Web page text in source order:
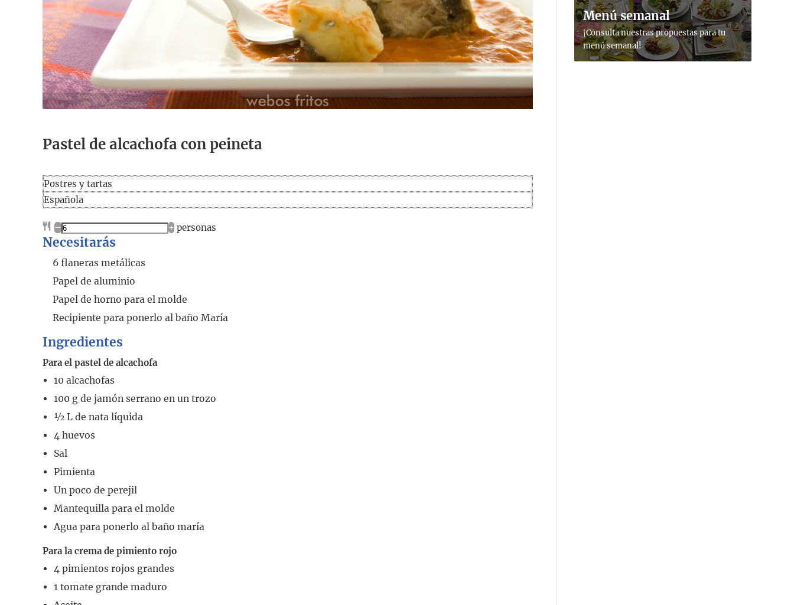
Pastel de alcachofa con peineta
Postres y tartas
Española
– + personas
Necesitarás
6 flaneras metálicas
Papel de aluminio
Papel de horno para el molde
Recipiente para ponerlo al baño María
Ingredientes
Para el pastel de alcachofa
10 alcachofas
100 g de jamón serrano en un trozo
½ L de nata líquida
4 huevos
Sal
Pimienta
Un poco de perejil
Mantequilla para el molde
Agua para ponerlo al baño maría
Para la crema de pimiento rojo
4 pimientos rojos grandes
1 tomate grande maduro
Menú semanal
¡Consulta nuestras propuestas para tu
menú semanal!